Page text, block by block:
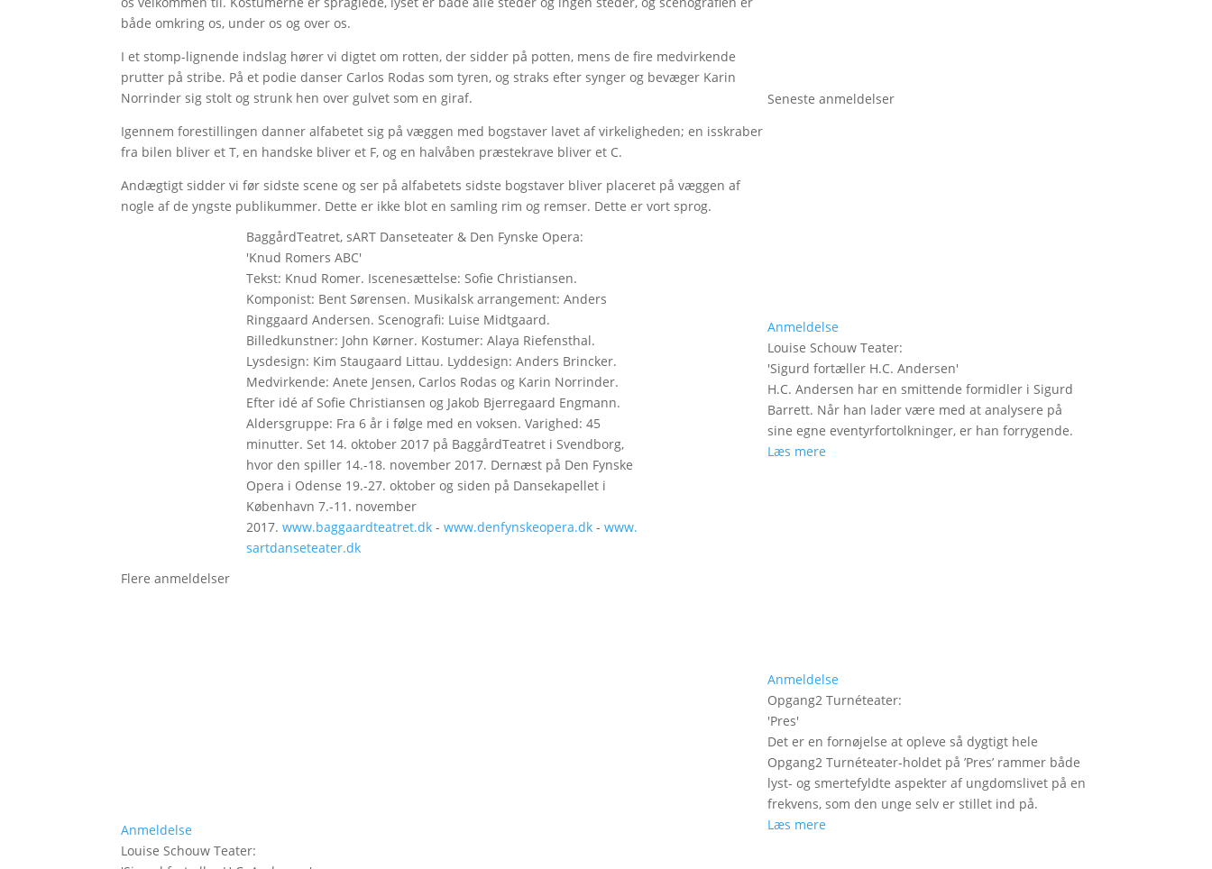
både omkring os, under os og over os.
I et stomp-lignende indslag hører vi digtet om rotten, der sidder på potten, mens de fire medvirkende
prutter på stribe. På et podie danser Carlos Rodas som tyren, og straks efter synger og bevæger Karin
Norrinder sig stolt og strunk hen over gulvet som en giraf.
Igennem forestillingen danner alfabetet sig på væggen med bogstaver lavet af virkeligheden; en isskraber
fra bilen bliver et T, en handske bliver et F, og en halvåben præstekrave bliver et C.
Andægtigt sidder vi før sidste scene og ser på alfabetets sidste bogstaver bliver placeret på væggen af
nogle af de yngste publikummer. Dette er ikke blot en samling rim og remser. Dette er vort sprog.
BaggårdTeatret, sART Danseteater & Den Fynske Opera:
'Knud Romers ABC'
Tekst: Knud Romer. Iscenesættelse: Sofie Christiansen.
Komponist: Bent Sørensen. Musikalsk arrangement: Anders
Ringgaard Andersen. Scenografi: Luise Midtgaard.
Billedkunstner: John Kørner. Kostumer: Alaya Riefensthal.
Lysdesign: Kim Staugaard Littau. Lyddesign: Anders Brincker.
Medvirkende: Anete Jensen, Carlos Rodas og Karin Norrinder.
Efter idé af Sofie Christiansen og Jakob Bjerregaard Engmann.
Aldersgruppe: Fra 6 år i følge med en voksen. Varighed: 45
minutter. Set 14. oktober 2017 på BaggårdTeatret i Svendborg,
hvor den spiller 14.-18. november 2017. Dernæst på Den Fynske
Opera i Odense 19.-27. oktober og siden på Dansekapellet i
København 7.-11. november
2017. www.baggaardteatret.dk- www.denfynskeopera.dk- www.
sartdanseteater.dk
Flere anmeldelser
Anmeldelse
Louise Schouw Teater:
Seneste anmeldelser
Anmeldelse
Louise Schouw Teater:
'Sigurd fortæller H.C. Andersen'
H.C. Andersen har en smittende formidler i Sigurd
Barrett. Når han lader være med at analysere på
sine egne eventyrfortolkninger, er han forrygende.
Læs mere
Anmeldelse
Opgang2 Turnéteater:
'Pres'
Det er en fornøjelse at opleve så dygtigt hele
Opgang2 Turnéteater-holdet på ’Pres’ rammer både
lyst- og smertefyldte aspekter af ungdomslivet på en
frekvens, som den unge selv er stillet ind på.
Læs mere